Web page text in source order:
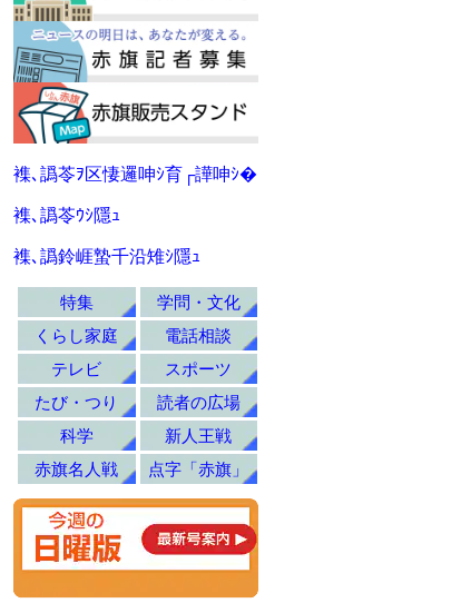
襍､譌苓ｦ区悽邏呻ｼ育┌譁呻ｼ�
襍､譌苓ｳｼ隱ｭ
襍､譌鈴崕蟄千沿雉ｼ隱ｭ
特集
学問・文化
くらし家庭
電話相談
テレビ
スポーツ
たび・つり
読者の広場
科学
新人王戦
赤旗名人戦
点字「赤旗」